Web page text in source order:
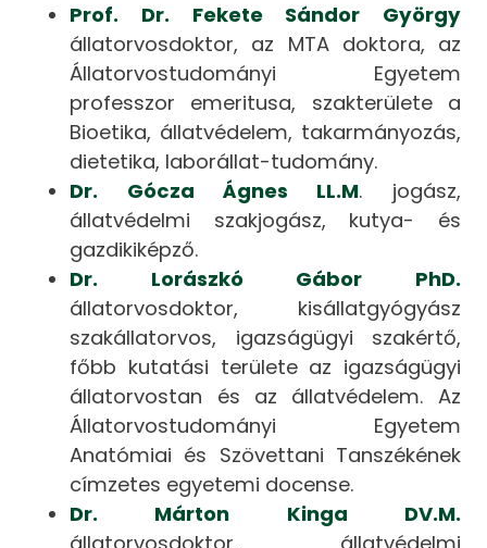
Prof. Dr. Fekete Sándor György
állatorvosdoktor, az MTA doktora, az
Állatorvostudományi Egyetem
professzor emeritusa, szakterülete a
Bioetika, állatvédelem, takarmányozás,
dietetika, laborállat-tudomány.
Dr. Gócza Ágnes LL.M. jogász,
állatvédelmi szakjogász, kutya- és
gazdikiképző.
Dr. Lorászkó Gábor PhD.
állatorvosdoktor, kisállatgyógyász
szakállatorvos, igazságügyi szakértő,
főbb kutatási területe az igazságügyi
állatorvostan és az állatvédelem. Az
Állatorvostudományi Egyetem
Anatómiai és Szövettani Tanszékének
címzetes egyetemi docense.
Dr. Márton Kinga DV.M.